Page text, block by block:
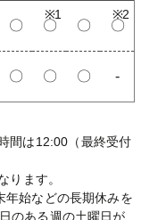
〇 〇 〇 〇
〇 〇 〇 -
間は12:00（最終受付
ります。
始などの長期休みを
のある週の土曜日が